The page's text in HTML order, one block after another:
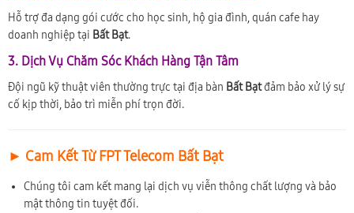
Hỗ trợ đa dạng gói cước cho học sinh, hộ gia đình, quán cafe hay
doanh nghiệp tại Bất Bạt.
3. Dịch Vụ Chăm Sóc Khách Hàng Tận Tâm
Đội ngũ kỹ thuật viên thường trực tại địa bàn Bất Bạtđảm bảo xử lý sự
cố kịp thời, bảo trì miễn phí trọn đời.
► Cam Kết Từ FPT Telecom Bất Bạt
Chúng tôi cam kết mang lại dịch vụ viễn thông chất lượng và bảo
mật thông tin tuyệt đối.